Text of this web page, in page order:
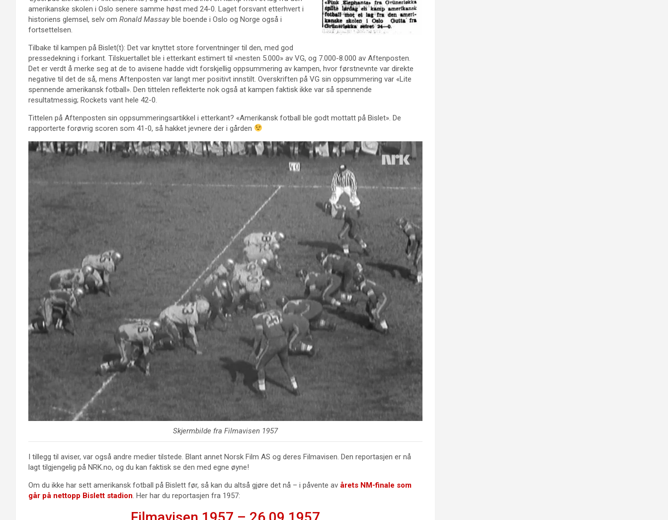
amerikanske skolen i Oslo senere samme høst med 24-0. Laget forsvant etterhvert i
historiens glemsel, selv om Ronald Massay ble boende i Oslo og Norge også i
fortsettelsen.
Tilbake til kampen på Bislet(t): Det var knyttet store forventninger til den, med god
pressedekning i forkant. Tilskuertallet ble i etterkant estimert til «nesten 5.000» av VG, og 7.000-8.000 av Aftenposten.
Det er verdt å merke seg at de to avisene hadde vidt forskjellig oppsummering av kampen, hvor førstnevnte var direkte
negative til det de så, mens Aftenposten var langt mer positivt innstilt. Overskriften på VG sin oppsummering var «Lite
spennende amerikansk fotball». Den tittelen reflekterte nok også at kampen faktisk ikke var så spennende
resultatmessig; Rockets vant hele 42-0.
Tittelen på Aftenposten sin oppsummeringsartikkel i etterkant? «Amerikansk fotball ble godt mottatt på Bislet». De
rapporterte forøvrig scoren som 41-0, så hakket jevnere der i gården
Skjermbilde fra Filmavisen 1957
I tillegg til aviser, var også andre medier tilstede. Blant annet Norsk Film AS og deres Filmavisen. Den reportasjen er nå
lagt tilgjengelig på NRK.no, og du kan faktisk se den med egne øyne!
Om du ikke har sett amerikansk fotball på Bislett før, så kan du altså gjøre det nå – i påvente av årets NM-finale som
går på nettopp Bislett stadion. Her har du reportasjen fra 1957: